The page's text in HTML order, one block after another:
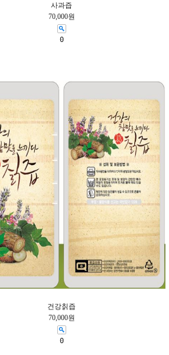
사과즙
70,000원
0
건강칡즙
70,000원
0